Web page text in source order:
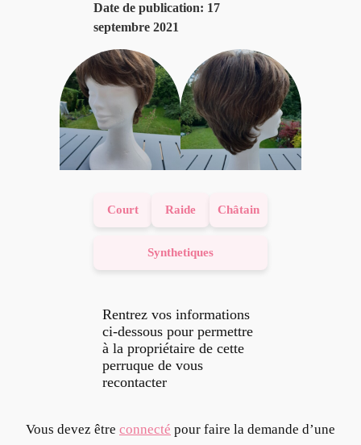
Date de publication: 17
septembre 2021
Court Raide Châtain
Synthetiques
Rentrez vos informations
ci-dessous pour permettre
à la propriétaire de cette
perruque de vous
recontacter
Vous devez être connecté pour faire la demande d’une